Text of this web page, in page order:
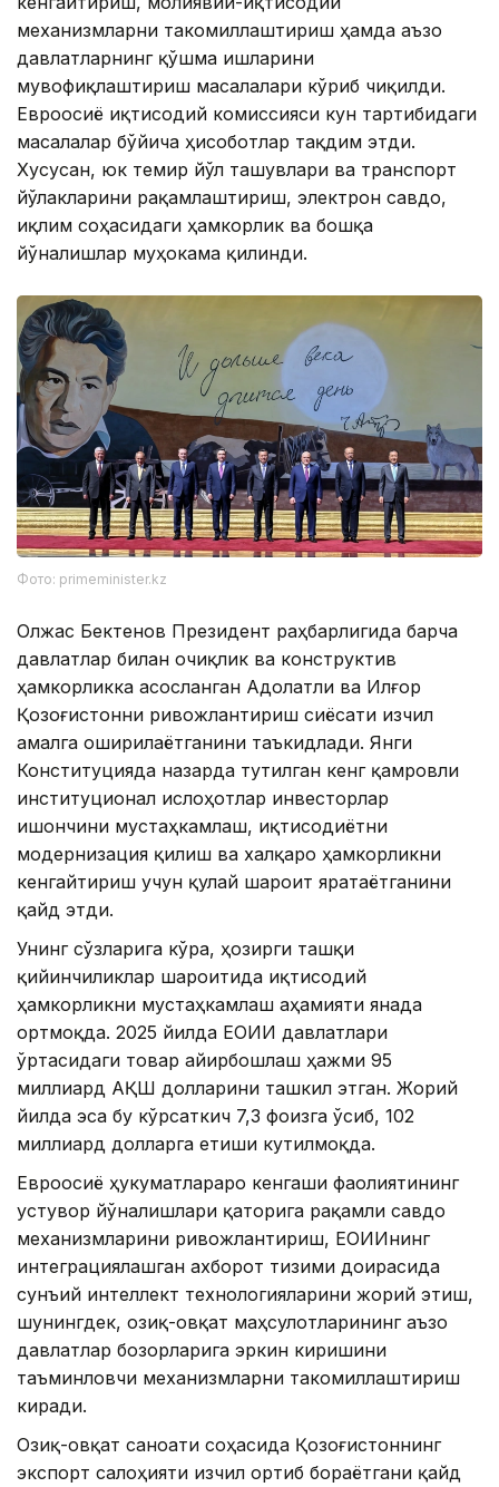
механизмларни такомиллаштириш ҳамда аъзо
давлатларнинг қўшма ишларини
мувофиқлаштириш масалалари кўриб чиқилди.
Евроосиё иқтисодий комиссияси кун тартибидаги
масалалар бўйича ҳисоботлар тақдим этди.
Хусусан, юк темир йўл ташувлари ва транспорт
йўлакларини рақамлаштириш, электрон савдо,
иқлим соҳасидаги ҳамкорлик ва бошқа
йўналишлар муҳокама қилинди.
Фото: primeminister.kz
Олжас Бектенов Президент раҳбарлигида барча
давлатлар билан очиқлик ва конструктив
ҳамкорликка асосланган Адолатли ва Илғор
Қозоғистонни ривожлантириш сиёсати изчил
амалга оширилаётганини таъкидлади. Янги
Конституцияда назарда тутилган кенг қамровли
институционал ислоҳотлар инвесторлар
ишончини мустаҳкамлаш, иқтисодиётни
модернизация қилиш ва халқаро ҳамкорликни
кенгайтириш учун қулай шароит яратаётганини
қайд этди.
Унинг сўзларига кўра, ҳозирги ташқи
қийинчиликлар шароитида иқтисодий
ҳамкорликни мустаҳкамлаш аҳамияти янада
ортмоқда. 2025 йилда ЕОИИ давлатлари
ўртасидаги товар айирбошлаш ҳажми 95
миллиард АҚШ долларини ташкил этган. Жорий
йилда эса бу кўрсаткич 7,3 фоизга ўсиб, 102
миллиард долларга етиши кутилмоқда.
Евроосиё ҳукуматлараро кенгаши фаолиятининг
устувор йўналишлари қаторига рақамли савдо
механизмларини ривожлантириш, ЕОИИнинг
интеграциялашган ахборот тизими доирасида
сунъий интеллект технологияларини жорий этиш,
шунингдек, озиқ-овқат маҳсулотларининг аъзо
давлатлар бозорларига эркин киришини
таъминловчи механизмларни такомиллаштириш
киради.
Озиқ-овқат саноати соҳасида Қозоғистоннинг
экспорт салоҳияти изчил ортиб бораётгани қайд